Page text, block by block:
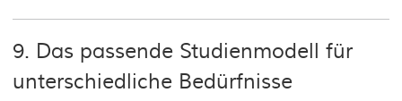
9. Das passende Studienmodell für
unterschiedliche Bedürfnisse